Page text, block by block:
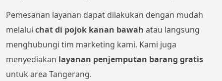
Pemesanan layanan dapat dilakukan dengan mudah
melalui chat di pojok kanan bawah atau langsung
menghubungi tim marketing kami. Kami juga
menyediakan layanan penjemputan barang gratis
untuk area Tangerang.